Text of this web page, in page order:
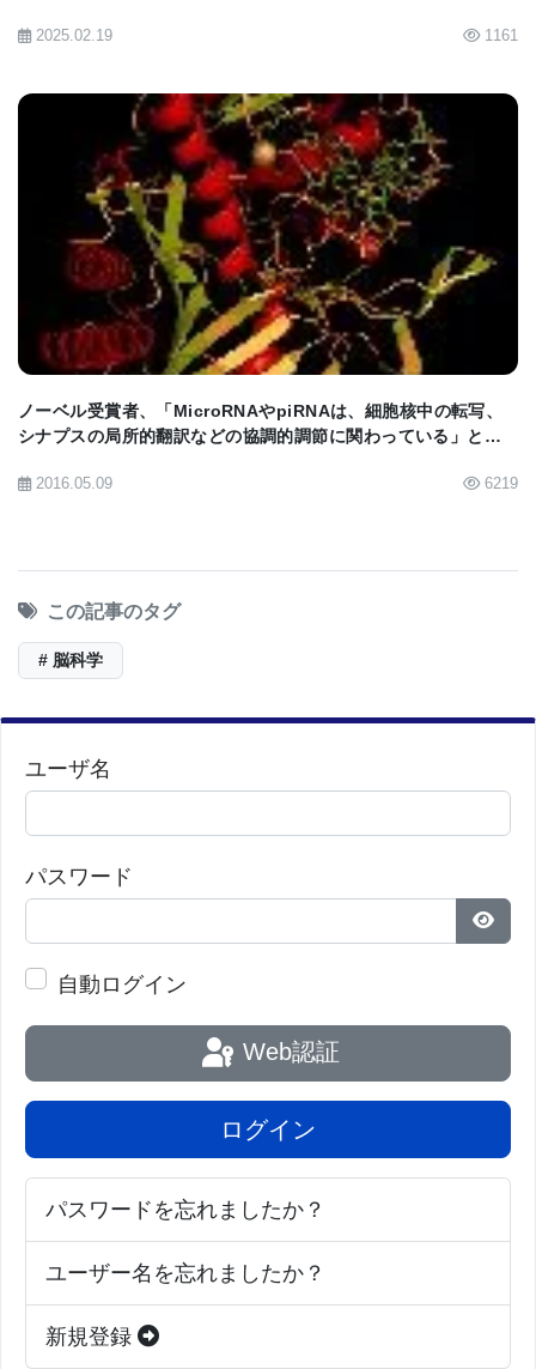
2025.02.19 1161
BIOMARKET JP
ノーベル受賞者、「MicroRNAやpiRNAは、細胞核中の転写、
シナプスの局所的翻訳などの協調的調節に関わっている」と発
2016.05.09 6219
この記事のタグ
# 脳科学
ユーザ名
パスワード
パス
自動ログイン
Web認証
ログイン
パスワードを忘れましたか？
ユーザー名を忘れましたか？
新規登録